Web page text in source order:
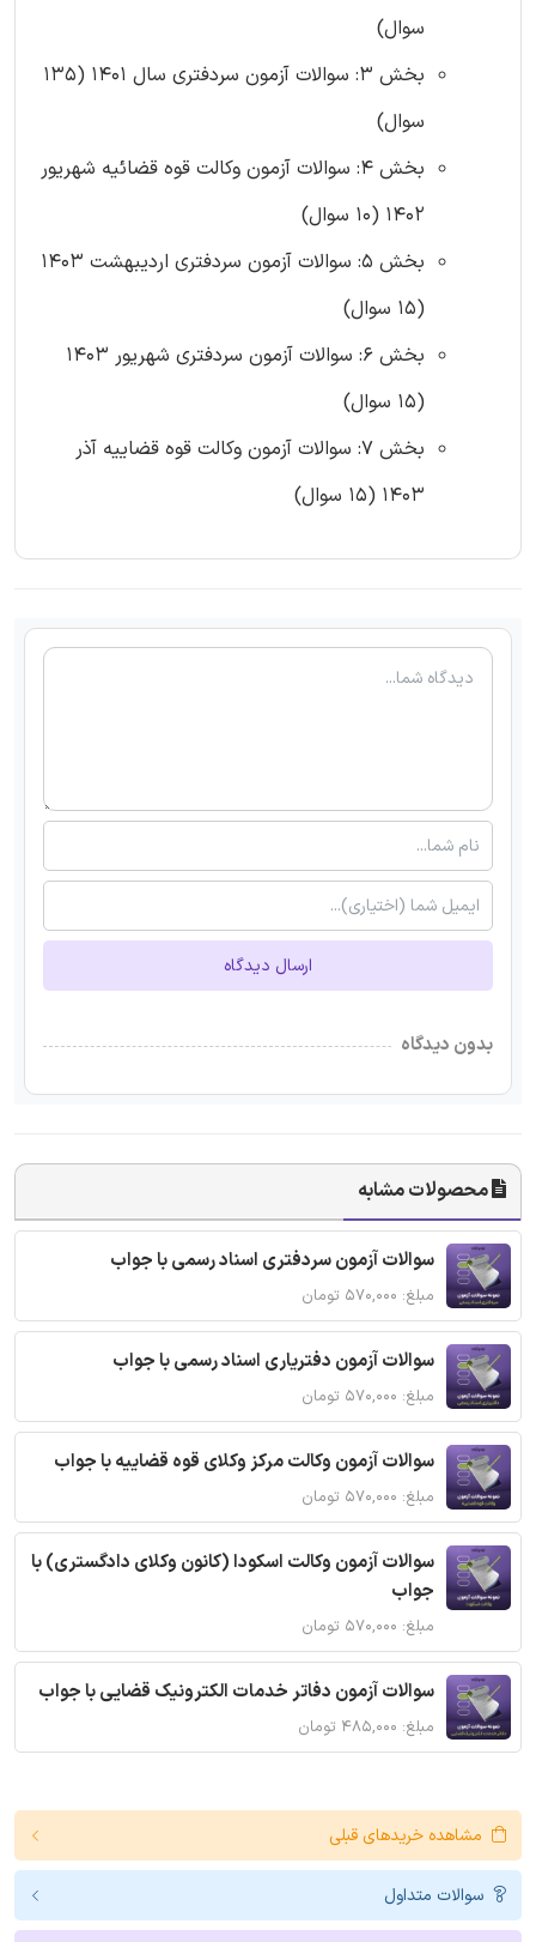
سوال)
بخش 3: سوالات آزمون سردفتری سال 1401 (135
سوال)
بخش 4: سوالات آزمون وکالت قوه قضائیه شهریور
1402 (10 سوال)
بخش 5: سوالات آزمون سردفتری اردیبهشت 1403
(15 سوال)
بخش 6: سوالات آزمون سردفتری شهریور 1403
(15 سوال)
بخش 7: سوالات آزمون وکالت قوه قضاییه آذر
1403 (15 سوال)
ارسال دیدگاه
بدون دیدگاه
محصولات مشابه
سوالات آزمون سردفتری اسناد رسمی با جواب
مبلغ: ۵۷۰,۰۰۰ تومان
سوالات آزمون دفتریاری اسناد رسمی با جواب
مبلغ: ۵۷۰,۰۰۰ تومان
سوالات آزمون وکالت مرکز وکلای قوه قضاییه با جواب
مبلغ: ۵۷۰,۰۰۰ تومان
سوالات آزمون وکالت اسکودا (کانون وکلای دادگستری) با
جواب
مبلغ: ۵۷۰,۰۰۰ تومان
سوالات آزمون دفاتر خدمات الکترونیک قضایی با جواب
مبلغ: ۴۸۵,۰۰۰ تومان
مشاهده خریدهای قبلی
سوالات متداول